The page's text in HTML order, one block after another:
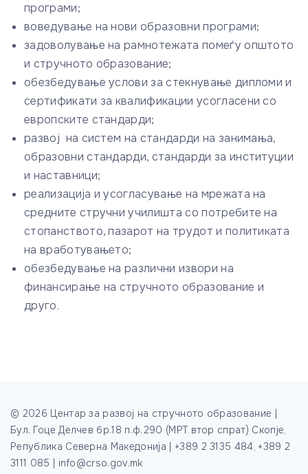
програми;
воведување на нови образовни програми;
задоволување на рамнотежата помеѓу општото
и стручното образование;
обезбедување услови за стекнување дипломи и
сертификати за квалификации усогласени со
европските стандарди;
развој на систем на стандарди на занимања,
образовни стандарди, стандарди за институции
и наставници;
реализација и усогласување на мрежата на
средните стручни училишта со потребите на
стопанството, пазарот на трудот и политиката
на вработувањето;
обезбедување на различни извори на
финансирање на стручното образование и
друго.
© 2026 Центар за развој на стручното образование |
Бул. Гоце Делчев бр.18 п.ф.290 (МРТ втор спрат) Скопје,
Република Северна Македонија | +389 2 3135 484, +389 2
3111 085 | info@crso.gov.mk